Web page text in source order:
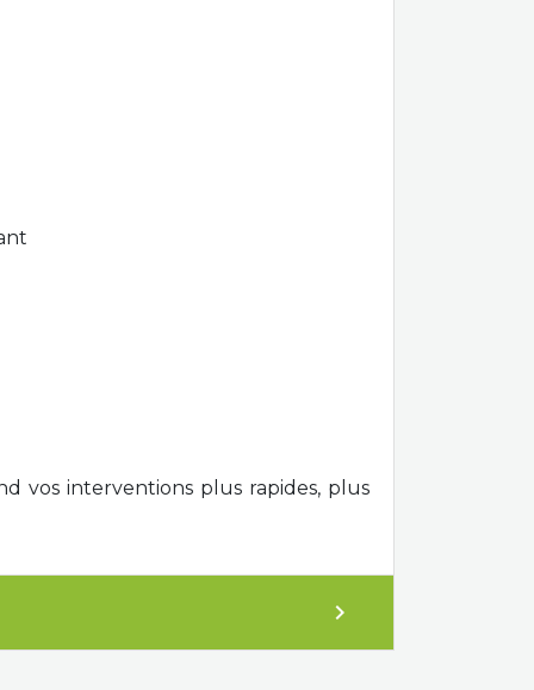
vos interventions plus rapides, plus
expand_more